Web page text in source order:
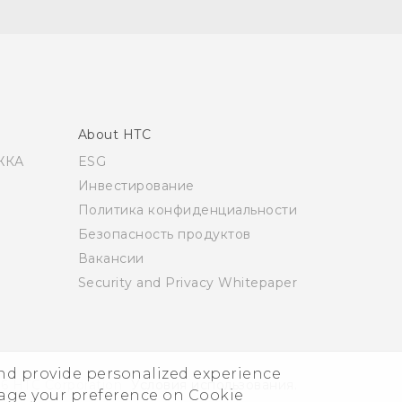
provide personalized experience
your preference on Cookie
About HTC
ESG
Инвестирование
Политика конфиденциальности
Безопасность продуктов
Вакансии
Security and Privacy Whitepaper
HTC Corporation Условия использования.